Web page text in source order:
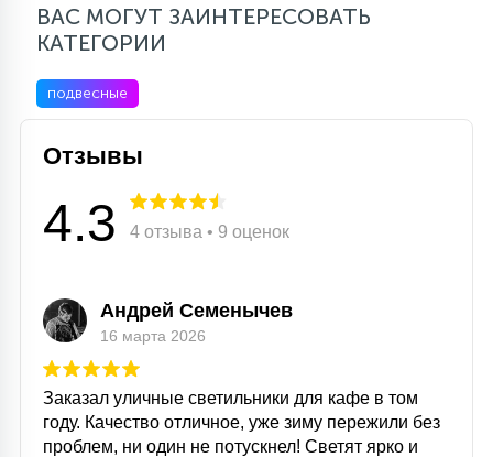
ВАС МОГУТ ЗАИНТЕРЕСОВАТЬ
КАТЕГОРИИ
подвесные
Отзывы
4.3 4 отзыва • 9 оценок
Андрей Семенычев
16 марта 2026
Заказал уличные светильники для кафе в том
году. Качество отличное, уже зиму пережили без
проблем, ни один не потускнел! Светят ярко и